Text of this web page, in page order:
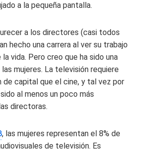
a la pequeña pantalla.
a los directores (casi todos
hecho una carrera al ver su trabajo
la vida. Pero creo que ha sido una
las mujeres. La televisión requiere
de capital que el cine, y tal vez por
al menos un poco más
directoras.
, las mujeres representan el 8% de
de televisión. Es